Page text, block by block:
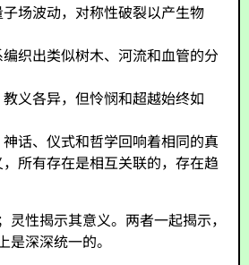
场波动，对称性破裂以产生物
织出类似树木、河流和血管的分
教义各异，但怜悯和超越始终如
神话、仪式和哲学回响着相同的真
所有存在是相互关联的，存在趋
灵性揭示其意义。两者一起揭示，
深深统一的。